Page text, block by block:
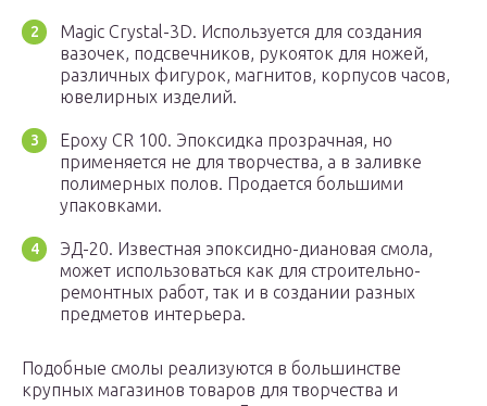
Magic Crystal-3D. Используется для создания
вазочек, подсвечников, рукояток для ножей,
различных фигурок, магнитов, корпусов часов,
ювелирных изделий.
Epoxy CR 100. Эпоксидка прозрачная, но
применяется не для творчества, а в заливке
полимерных полов. Продается большими
упаковками.
ЭД-20. Известная эпоксидно-диановая смола,
может использоваться как для строительно-
ремонтных работ, так и в создании разных
предметов интерьера.
Подобные смолы реализуются в большинстве
крупных магазинов товаров для творчества и